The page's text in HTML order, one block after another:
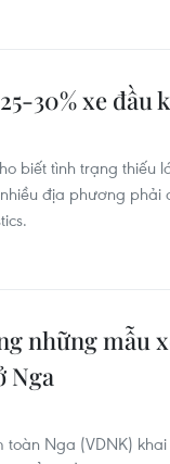
30% xe đầu
biết tình trạng thiếu
địa phương
những mẫu
Nga
Nga (VDNK) khai